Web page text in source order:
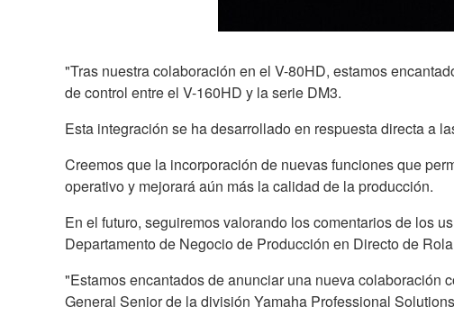
"Tras nuestra colaboración en el V-80HD, estamos
de control entre el V-160HD y la serie DM3.
Esta integración se ha desarrollado en respuesta directa a
Creemos que la incorporación de nuevas funciones que
operativo y mejorará aún más la calidad de la producción.
En el futuro, seguiremos valorando los comentarios de los
Departamento de Negocio de Producción en Directo de
"Estamos encantados de anunciar una nueva colaboración
General Senior de la división Yamaha Professional